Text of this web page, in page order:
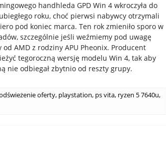
handhleda GPD Win 4 wkroczyła do
roku, choć pierwsi nabywcy otrzymali
pod koniec marca. Ten rok zmieniło sporo w
szczególnie jeśli weźmiemy pod uwagę
AMD z rodziny APU Pheonix. Producent
tegoroczną wersję modelu Win 4, tak aby
nie odbiegał zbytnio od reszty grupy.
oferty, playstation, ps vita, ryzen 5 7640u,